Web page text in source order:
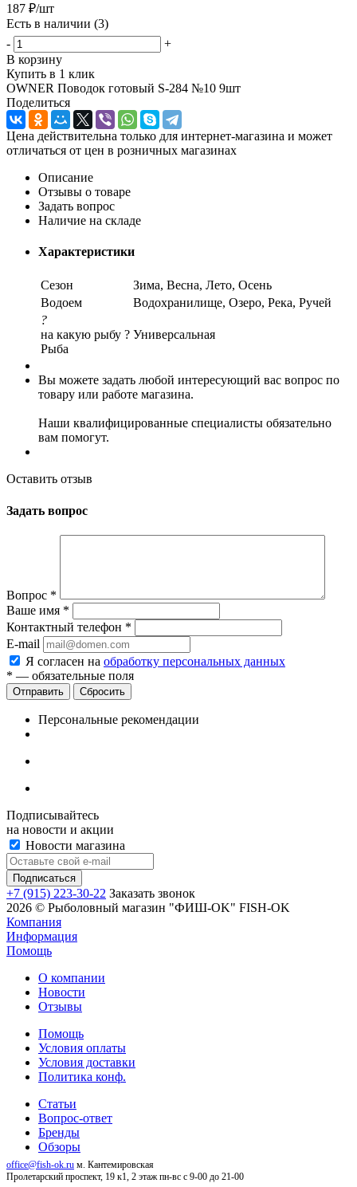
187 ₽/шт
Есть в наличии (3)
-
+
В корзину
Купить в 1 клик
OWNER Поводок готовый S-284 №10 9шт
Поделиться
Цена действительна только для интернет-магазина и может
отличаться от цен в розничных магазинах
Описание
Отзывы о товаре
Задать вопрос
Наличие на складе
Характеристики
Сезон
Зима, Весна, Лето, Осень
Водоем
Водохранилище, Озеро, Река, Ручей
?
на какую рыбу ?
Рыба
Универсальная
Вы можете задать любой интересующий вас вопрос по
товару или работе магазина.
Наши квалифицированные специалисты обязательно
вам помогут.
Оставить отзыв
Задать вопрос
Вопрос *
Ваше имя *
Контактный телефон *
E-mail
Я согласен на обработку персональных данных
* — обязательные поля
Сбросить
Персональные рекомендации
Подписывайтесь
на новости и акции
Новости магазина
+7 (915) 223-30-22 Заказать звонок
2026 © Рыболовный магазин "ФИШ-OK" FISH-OK
Компания
Информация
Помощь
О компании
Новости
Отзывы
Помощь
Условия оплаты
Условия доставки
Политика конф.
Статьи
Вопрос-ответ
Бренды
Обзоры
office@fish-ok.ru м. Кантемировская
Пролетарский проспект, 19 к1, 2 этаж пн-вс с 9-00 до 21-00